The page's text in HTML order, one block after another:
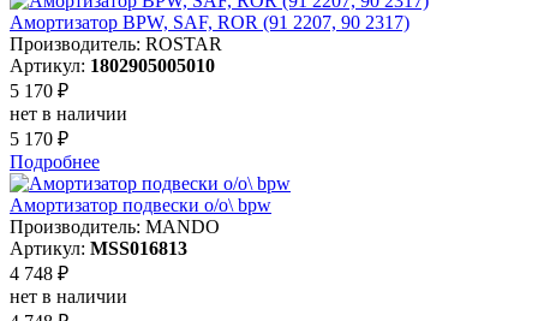
Амортизатор BPW, SAF, ROR (91 2207, 90 2317)
Производитель: ROSTAR
Артикул: 1802905005010
5 170 ₽
нет в наличии
5 170 ₽
Подробнее
Амортизатор подвески o/o\ bpw
Производитель: MANDO
Артикул: MSS016813
4 748 ₽
нет в наличии